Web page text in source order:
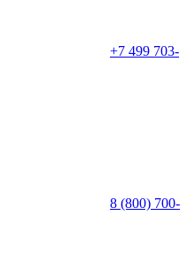
+7 499 703-
8 (800) 700-